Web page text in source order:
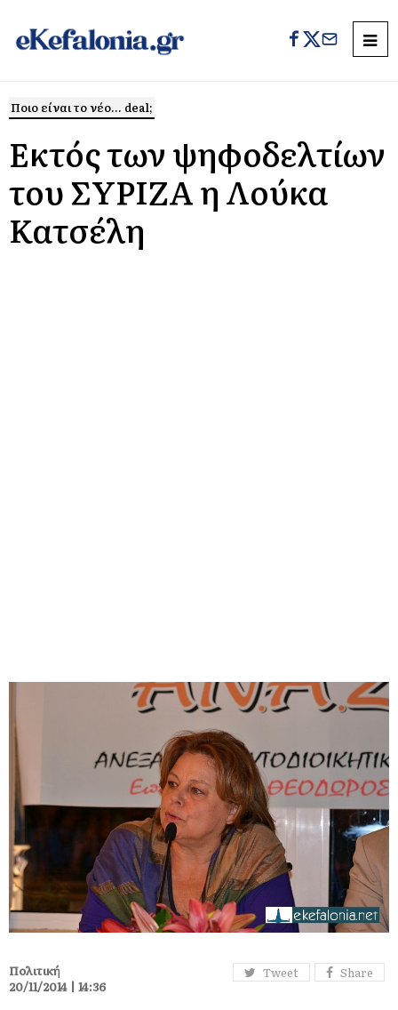
Ποιο είναι το νέο... deal;
Εκτός των ψηφοδελτίων
του ΣΥΡΙΖΑ η Λούκα
Κατσέλη
Tweet Share
Πολιτική
20/11/2014 | 14:36